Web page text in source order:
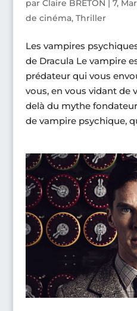
par Claire BRETON | 7,
de cinéma, Thriller
Les vampires
de Dracula Le vampire
prédateur qui vous
vous, en vous vidant de
delà du mythe
de vampire psychique,